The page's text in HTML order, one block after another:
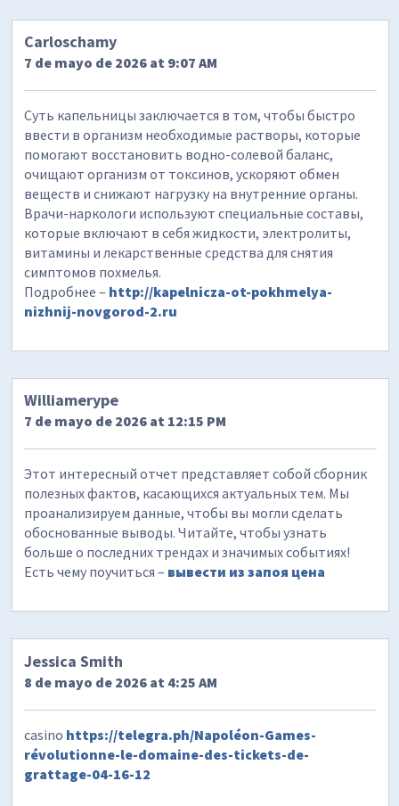
Carloschamy
7 de mayo de 2026 at 9:07 AM
Суть капельницы заключается в том, чтобы быстро
ввести в организм необходимые растворы, которые
помогают восстановить водно-солевой баланс,
очищают организм от токсинов, ускоряют обмен
веществ и снижают нагрузку на внутренние органы.
Врачи-наркологи используют специальные составы,
которые включают в себя жидкости, электролиты,
витамины и лекарственные средства для снятия
симптомов похмелья.
Подробнее – http://kapelnicza-ot-pokhmelya-
nizhnij-novgorod-2.ru
Williamerype
7 de mayo de 2026 at 12:15 PM
Этот интересный отчет представляет собой сборник
полезных фактов, касающихся актуальных тем. Мы
проанализируем данные, чтобы вы могли сделать
обоснованные выводы. Читайте, чтобы узнать
больше о последних трендах и значимых событиях!
Есть чему поучиться – вывести из запоя цена
Jessica Smith
8 de mayo de 2026 at 4:25 AM
casino https://telegra.ph/Napoléon-Games-
révolutionne-le-domaine-des-tickets-de-
grattage-04-16-12